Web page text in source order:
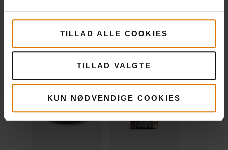
TILLAD ALLE COOKIES
TILLAD VALGTE
KUN NØDVENDIGE COOKIES